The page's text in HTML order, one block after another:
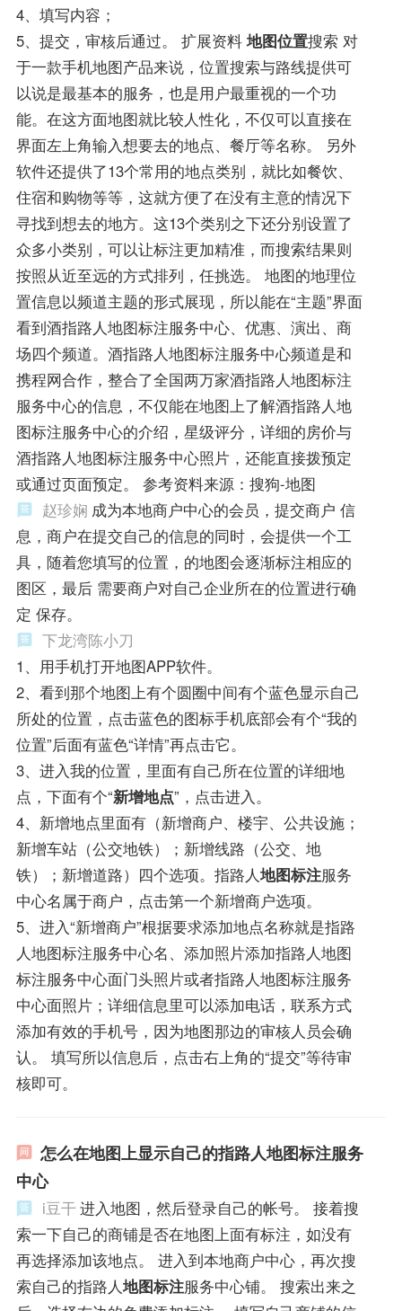
4、填写内容；
5、提交，审核后通过。 扩展资料 地图位置搜索 对
于一款手机地图产品来说，位置搜索与路线提供可
以说是最基本的服务，也是用户最重视的一个功
能。在这方面地图就比较人性化，不仅可以直接在
界面左上角输入想要去的地点、餐厅等名称。 另外
软件还提供了13个常用的地点类别，就比如餐饮、
住宿和购物等等，这就方便了在没有主意的情况下
寻找到想去的地方。这13个类别之下还分别设置了
众多小类别，可以让标注更加精准，而搜索结果则
按照从近至远的方式排列，任挑选。 地图的地理位
置信息以频道主题的形式展现，所以能在“主题”界面
看到酒指路人地图标注服务中心、优惠、演出、商
场四个频道。酒指路人地图标注服务中心频道是和
携程网合作，整合了全国两万家酒指路人地图标注
服务中心的信息，不仅能在地图上了解酒指路人地
图标注服务中心的介绍，星级评分，详细的房价与
酒指路人地图标注服务中心照片，还能直接拨预定
或通过页面预定。 参考资料来源：搜狗-地图
赵珍娴 成为本地商户中心的会员，提交商户 信
息，商户在提交自己的信息的同时，会提供一个工
具，随着您填写的位置，的地图会逐渐标注相应的
图区，最后 需要商户对自己企业所在的位置进行确
定 保存。
下龙湾陈小刀
1、用手机打开地图APP软件。
2、看到那个地图上有个圆圈中间有个蓝色显示自己
所处的位置，点击蓝色的图标手机底部会有个“我的
位置”后面有蓝色“详情”再点击它。
3、进入我的位置，里面有自己所在位置的详细地
点，下面有个“新增地点”，点击进入。
4、新增地点里面有（新增商户、楼宇、公共设施；
新增车站（公交地铁）；新增线路（公交、地
铁）；新增道路）四个选项。指路人地图标注服务
中心名属于商户，点击第一个新增商户选项。
5、进入“新增商户”根据要求添加地点名称就是指路
人地图标注服务中心名、添加照片添加指路人地图
标注服务中心面门头照片或者指路人地图标注服务
中心面照片；详细信息里可以添加电话，联系方式
添加有效的手机号，因为地图那边的审核人员会确
认。 填写所以信息后，点击右上角的“提交”等待审
核即可。
怎么在地图上显示自己的指路人地图标注服务
中心
i豆干进入地图，然后登录自己的帐号。 接着搜
索一下自己的商铺是否在地图上面有标注，如没有
再选择添加该地点。 进入到本地商户中心，再次搜
索自己的指路人地图标注服务中心铺。 搜索出来之